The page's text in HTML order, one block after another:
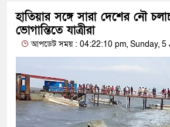
হাতিয়ার সঙ্গে সারা দেশের নৌ
ভোগান্তিতে যাত্রীরা
আপডেট সময় : 04:22:10 pm, Sunday, 5